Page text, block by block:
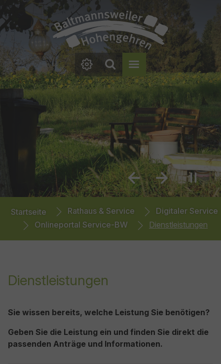
Zum Hauptinhalt springen
Zum Footer springen
PreviousNext
Startseite Rathaus & Service
Digitaler Service
Onlineportal Service-BW
Dienstleistungen
Dienstleistungen
Sie wissen bereits, welche Leistung Sie benötigen?
Geben Sie die Leistung ein und finden Sie direkt die
passenden Anträge und Informationen.